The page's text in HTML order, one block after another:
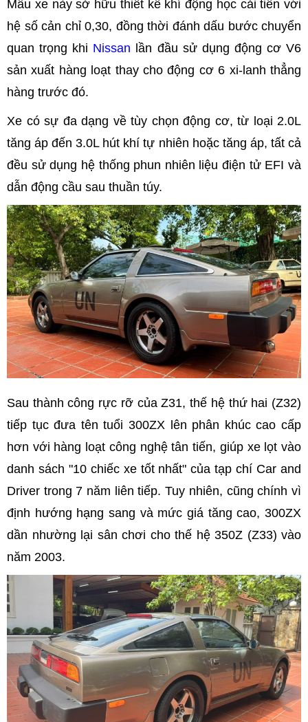
Mẫu xe này sở hữu thiết kế khí động học cải tiến với
hệ số cản chỉ 0,30, đồng thời đánh dấu bước chuyển
quan trọng khi Nissan lần đầu sử dụng động cơ V6
sản xuất hàng loạt thay cho động cơ 6 xi-lanh thẳng
hàng trước đó.
Xe có sự đa dạng về tùy chọn động cơ, từ loại 2.0L
tăng áp đến 3.0L hút khí tự nhiên hoặc tăng áp, tất cả
đều sử dụng hệ thống phun nhiên liệu điện tử EFI và
dẫn động cầu sau thuần túy.
Sau thành công rực rỡ của Z31, thế hệ thứ hai (Z32)
tiếp tục đưa tên tuổi 300ZX lên phân khúc cao cấp
hơn với hàng loạt công nghệ tân tiến, giúp xe lọt vào
danh sách "10 chiếc xe tốt nhất" của tạp chí Car and
Driver trong 7 năm liên tiếp. Tuy nhiên, cũng chính vì
định hướng hạng sang và mức giá tăng cao, 300ZX
dần nhường lại sân chơi cho thế hệ 350Z (Z33) vào
năm 2003.